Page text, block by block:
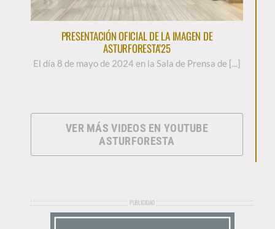
PRESENTACIÓN OFICIAL DE LA IMAGEN DE
ASTURFORESTA’25
El día 8 de mayo de 2024 en la Sala de Prensa de [...]
VER MÁS VIDEOS EN YOUTUBE
ASTURFORESTA
PUBLICIDAD